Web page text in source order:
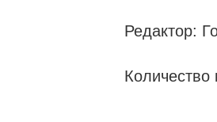
Редактор:
Количество